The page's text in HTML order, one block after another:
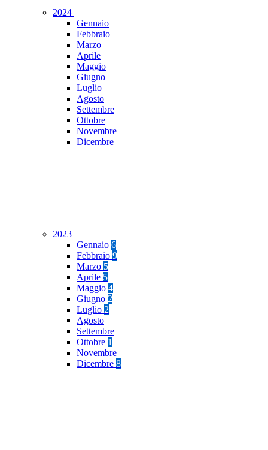
2024
Gennaio
Febbraio
Marzo
Aprile
Maggio
Giugno
Luglio
Agosto
Settembre
Ottobre
Novembre
Dicembre
2023
Gennaio 6
Febbraio 9
Marzo 5
Aprile 5
Maggio 4
Giugno 2
Luglio 2
Agosto
Settembre
Ottobre 1
Novembre
Dicembre 8